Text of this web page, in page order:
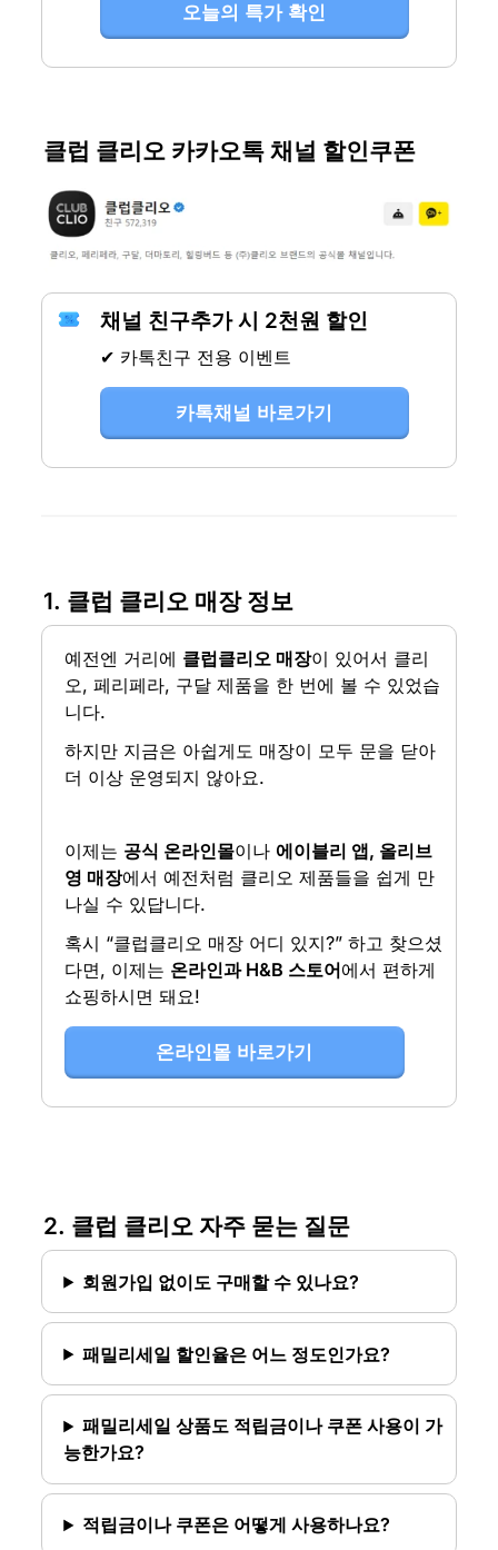
오늘의 특가 확인
클럽 클리오 카카오톡 채널 할인쿠폰
채널 친구추가 시 2천원 할인
✔ 카톡친구 전용 이벤트
카톡채널 바로가기
1. 클럽 클리오 매장 정보
예전엔 거리에 클럽클리오 매장이 있어서 클리
오, 페리페라, 구달 제품을 한 번에 볼 수 있었습
니다.
하지만 지금은 아쉽게도 매장이 모두 문을 닫아
더 이상 운영되지 않아요.
이제는 공식 온라인몰이나 에이블리 앱, 올리브
영 매장에서 예전처럼 클리오 제품들을 쉽게 만
나실 수 있답니다.
혹시 “클럽클리오 매장 어디 있지?” 하고 찾으셨
다면, 이제는 온라인과 H&B 스토어에서 편하게
쇼핑하시면 돼요!
온라인몰 바로가기
2. 클럽 클리오 자주 묻는 질문
회원가입 없이도 구매할 수 있나요?
패밀리세일 할인율은 어느 정도인가요?
패밀리세일 상품도 적립금이나 쿠폰 사용이 가
능한가요?
적립금이나 쿠폰은 어떻게 사용하나요?